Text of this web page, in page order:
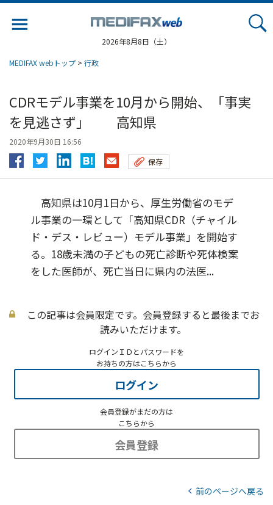
2026年8月8日（土）
MEDIFAX webトップ > 行政
CDRモデル事業を10月から開始、「事実
を見逃さず」 高知県
2020年9月30日 16:56
保存
高知県は10月1日から、厚生労働省のモデ
ル事業の一環として「高知県CDR（チャイル
ド・デス・レビュー）モデル事業」を開始す
る。18歳未満の子どもの死亡診断や死体検案
をした医師が、死亡当日に県内の法医...
この記事は会員限定です。会員登録すると最後までお
読みいただけます。
ログインＩＤとパスワードを
お持ちの方はこちらから
ログイン
会員登録がまだの方は
こちらから
会員登録
前のページへ戻る